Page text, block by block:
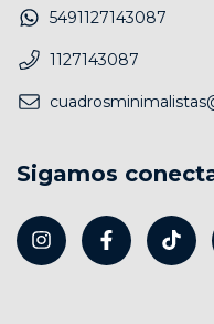
5491127143087
1127143087
Sigamos